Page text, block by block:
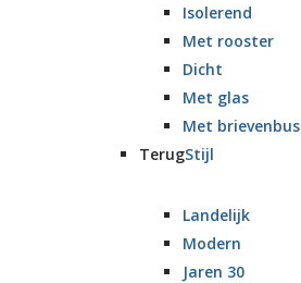
Isolerend
Met rooster
Dicht
Met glas
Met brievenbus
TerugStijl
Landelijk
Modern
Jaren 30